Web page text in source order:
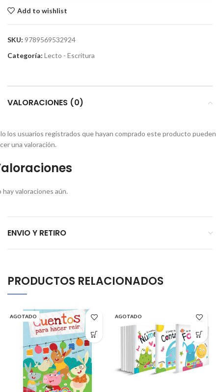
Add to wishlist
SKU: 9789569532924
Categoría: Lecto - Escritura
VALORACIONES (0)
hay valoraciones aún.
los usuarios registrados que hayan comprado este producto pueden
una valoración.
ENVIO Y RETIRO
PRODUCTOS RELACIONADOS
AGOTADO AGOTADO